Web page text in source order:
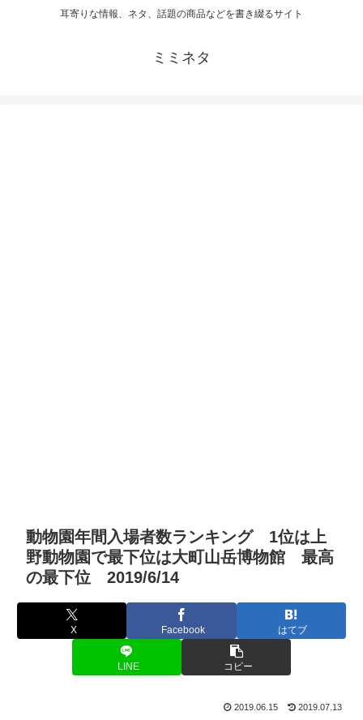
耳寄りな情報、ネタ、話題の商品などを書き綴るサイト
ミミネタ
動物園年間入場者数ランキング 1位は上
野動物園で最下位は大町山岳博物館 最高
の最下位 2019/6/14
X Facebook はてブ
LINE コピー
2019.06.15 2019.07.13